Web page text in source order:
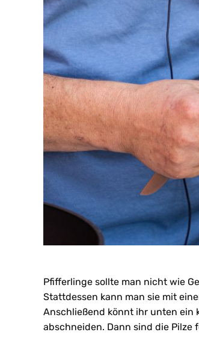
Pfifferlinge sollte man nicht wie
Stattdessen kann man sie mit
Anschließend könnt ihr unten ein
abschneiden. Dann sind die